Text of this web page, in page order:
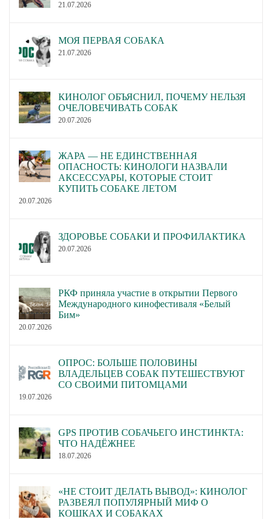
21.07.2026
МОЯ ПЕРВАЯ СОБАКА
21.07.2026
КИНОЛОГ ОБЪЯСНИЛ, ПОЧЕМУ НЕЛЬЗЯ
ОЧЕЛОВЕЧИВАТЬ СОБАК
20.07.2026
ЖАРА — НЕ ЕДИНСТВЕННАЯ
ОПАСНОСТЬ: КИНОЛОГИ НАЗВАЛИ
АКСЕССУАРЫ, КОТОРЫЕ СТОИТ
КУПИТЬ СОБАКЕ ЛЕТОМ
20.07.2026
ЗДОРОВЬЕ СОБАКИ И ПРОФИЛАКТИКА
20.07.2026
РКФ приняла участие в открытии Первого
Международного кинофестиваля «Белый
Бим»
20.07.2026
ОПРОС: БОЛЬШЕ ПОЛОВИНЫ
ВЛАДЕЛЬЦЕВ СОБАК ПУТЕШЕСТВУЮТ
СО СВОИМИ ПИТОМЦАМИ
19.07.2026
GPS ПРОТИВ СОБАЧЬЕГО ИНСТИНКТА:
ЧТО НАДЁЖНЕЕ
18.07.2026
«НЕ СТОИТ ДЕЛАТЬ ВЫВОД»: КИНОЛОГ
РАЗВЕЯЛ ПОПУЛЯРНЫЙ МИФ О
КОШКАХ И СОБАКАХ